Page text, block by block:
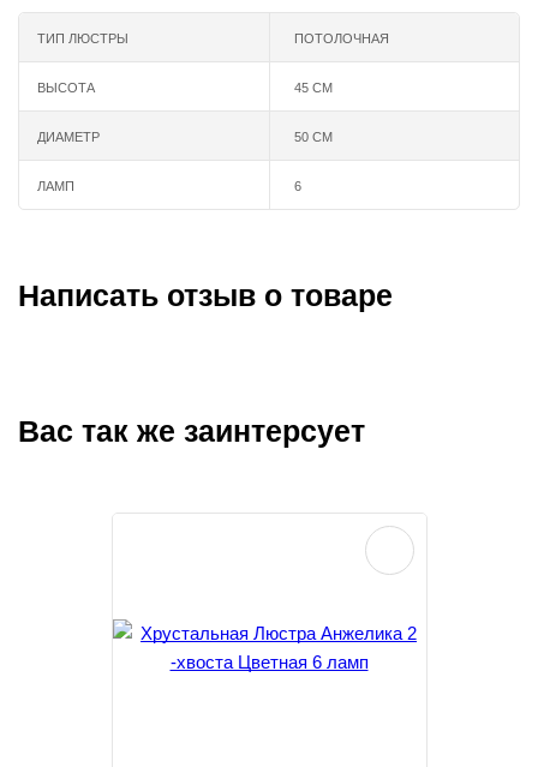
ТИП ЛЮСТРЫ ПОТОЛОЧНАЯ
ВЫСОТА 45 СМ
ДИАМЕТР 50 СМ
ЛАМП 6
Написать отзыв о товаре
Вас так же заинтерсует